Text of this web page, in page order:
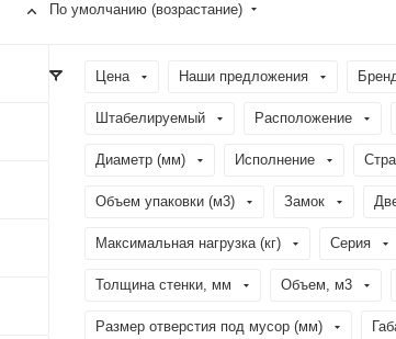
По умолчанию (возрастание)
Цена Наши предложения
Штабелируемый Расположение
Диаметр (мм) Исполнение
Объем упаковки (м3) Замок
Максимальная нагрузка (кг) Серия
Толщина стенки, мм Объем, м3
Размер отверстия под мусор (мм)